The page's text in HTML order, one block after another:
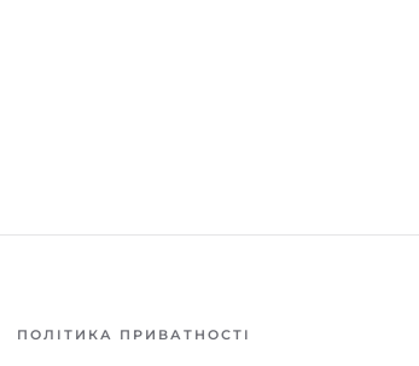
ПОЛІТИКА ПРИВАТНОСТІ